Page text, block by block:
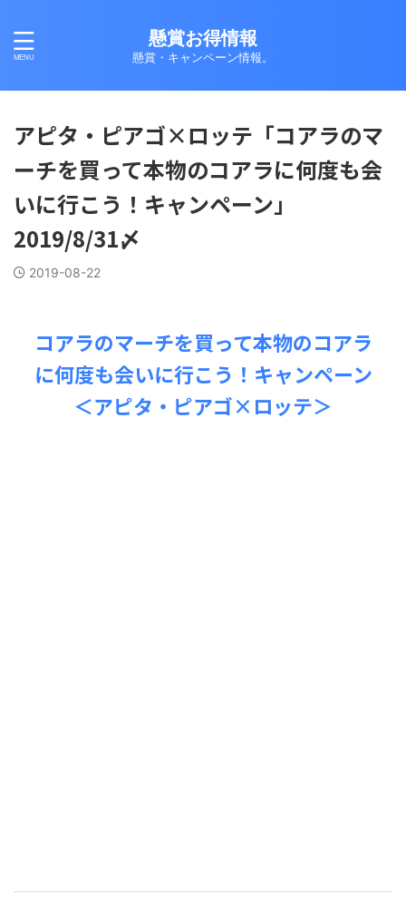
懸賞お得情報
懸賞・キャンペーン情報。
アピタ・ピアゴ×ロッテ「コアラのマ
ーチを買って本物のコアラに何度も会
いに行こう！キャンペーン」
2019/8/31〆
2019-08-22
コアラのマーチを買って本物のコアラ
に何度も会いに行こう！キャンペーン
＜アピタ・ピアゴ×ロッテ＞